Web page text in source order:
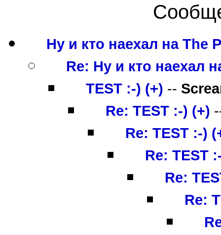
Ну и кто наехал на The
Re: Ну и кто наехал
TEST :-) (+) --
Re: TEST :-) (+)
Re: TEST :-)
Re: TEST
Re:
Re: